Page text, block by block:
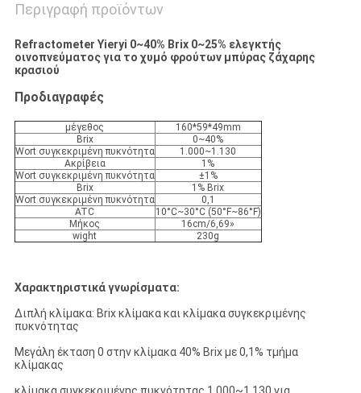
Περιγραφή προϊόντων
Refractometer Yieryi 0~40% Brix 0~25% ελεγκτής
οινοπνεύματος για το χυμό φρούτων μπύρας ζάχαρης
κρασιού
Προδιαγραφές
μέγεθος
160*59*49mm
Brix
0~40%
Wort συγκεκριμένη πυκνότητα
1.000~1.130
Ακρίβεια
1%
Wort συγκεκριμένη πυκνότητα
±1%
Brix
1% Brix
Wort συγκεκριμένη πυκνότητα
0,1
ATC
10°C~30°C (50°F~86°F)
Μήκος
16cm/6,69»
wight
230g
Χαρακτηριστικά γνωρίσματα:
Διπλή κλίμακα: Brix κλίμακα και κλίμακα συγκεκριμένης
πυκνότητας
Μεγάλη έκταση 0 στην κλίμακα 40% Brix με 0,1% τμήμα
κλίμακας